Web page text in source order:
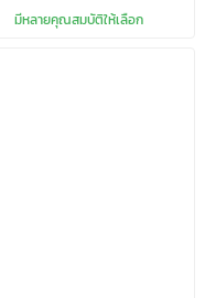
มีหลายคุณสมบัติให้เลือก